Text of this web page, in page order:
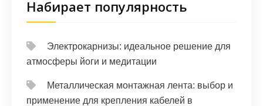
Набирает популярность
Электрокарнизы: идеальное решение для
атмосферы йоги и медитации
Металлическая монтажная лента: выбор и
применение для крепления кабелей в